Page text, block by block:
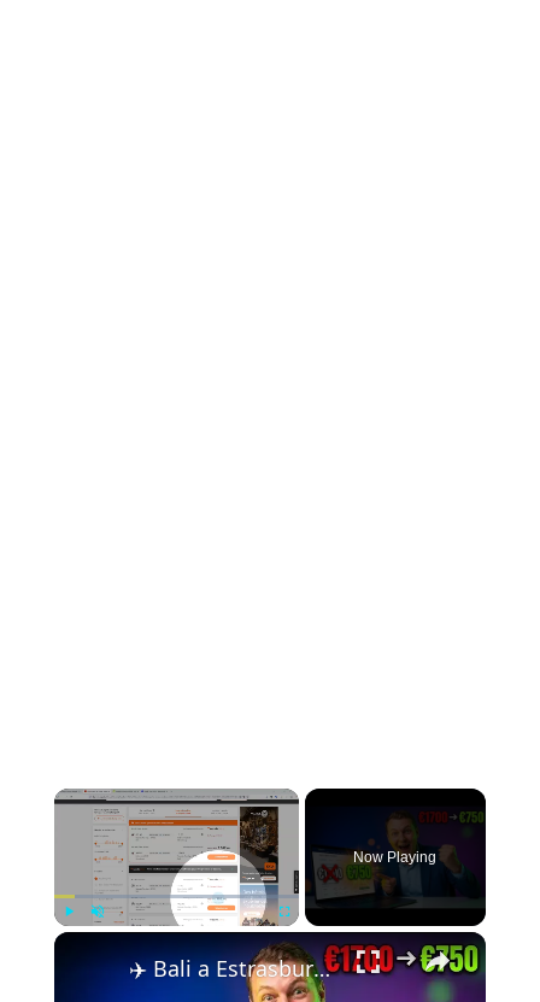
Unmute Fullscreen
Now Playing
✈️ Bali a Estrasburgo por 750 € en vez de 1700 € — El Truco de Vuelos que Ocultan las Comparadoras 🤯